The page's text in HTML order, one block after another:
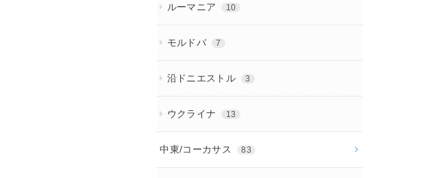
ルーマニア 10
モルドバ 7
沿ドニエストル 3
ウクライナ 13
中東/コーカサス 83